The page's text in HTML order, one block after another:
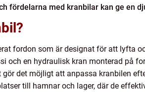
fördelarna med kranbilar kan ge en
fordon som är designat för att lyfta
och en hydraulisk kran monterad på
gör det möjligt att anpassa kranbilen
till hamnar och lager, där de